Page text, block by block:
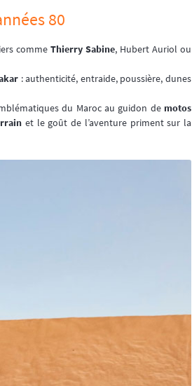
80
comme Thierry Sabine, Hubert Auriol ou
: authenticité, entraide, poussière, dunes
du Maroc au guidon de motos
et le goût de l’aventure priment sur la